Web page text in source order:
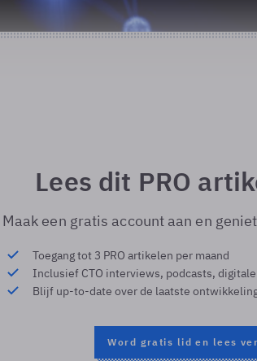
Lees dit PRO
Maak een gratis account aan en
Toegang tot 3 PRO artikelen per maand
Inclusief CTO interviews, podcasts,
Blijf up-to-date over de laatste
Word gratis lid en lees